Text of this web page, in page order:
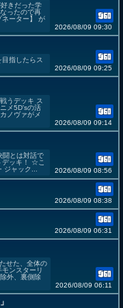
きだった学
ったので再
ネーター】 が
2026/08/09 09:30
指したらス
2026/08/09 09:25
うデッキ ス
メ5D'sの活
ノヴァがメ
2026/08/09 09:14
とは対話で
デッキ！ ☆こ
ジャック...
2026/08/09 08:56
2026/08/09 08:38
2026/08/09 06:31
せた、全体の
ンスターリ
外、裏側除
2026/08/09 06:11